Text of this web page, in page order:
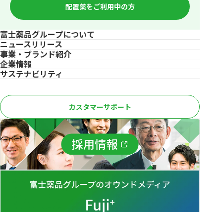
配置薬をご利用中の方
富士薬品グループについて
ニュースリリース
事業・ブランド紹介
企業情報
サステナビリティ
カスタマーサポート